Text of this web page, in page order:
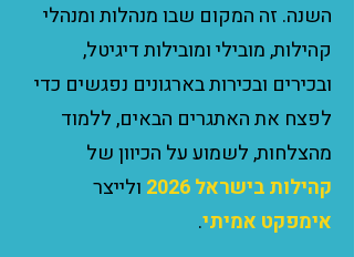
השנה. זה המקום שבו מנהלות ומנהלי
קהילות, מובילי ומובילות דיגיטל,
ובכירים ובכירות בארגונים נפגשים כדי
לפצח את האתגרים הבאים, ללמוד
מהצלחות, לשמוע על הכיוון של
קהילות בישראל 2026
ולייצר
אימפקט אמיתי.